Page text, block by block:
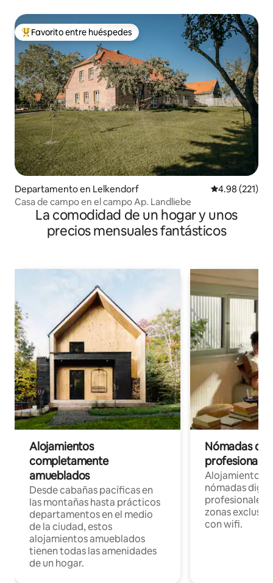
De los mejores en Favorito entre huéspedes
Favorito entre huéspedes
Departamento en Lelkendorf Calificación
4.98 (221)
Casa de campo en el campo Ap. Landliebe
La comodidad de un hogar y unos
precios mensuales fantásticos
Alojamientos
completamente
amueblados
Desde cabañas pacíficas en
las montañas hasta prácticos
departamentos en el medio
de la ciudad, estos
alojamientos amueblados
tienen todas las amenidades
de un hogar.
Nómadas
Alojamientos
nómadas
profesionales
zonas
con wifi.